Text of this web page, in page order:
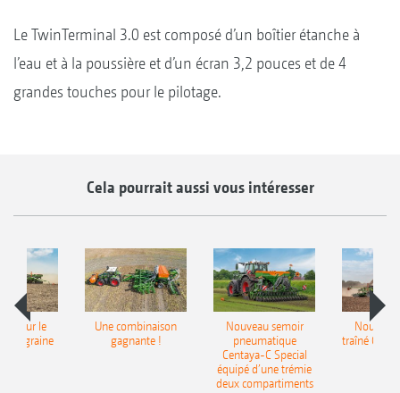
Le TwinTerminal 3.0 est composé d’un boîtier étanche à
l’eau et à la poussière et d’un écran 3,2 pouces et de 4
grandes touches pour le pilotage.
Cela pourrait aussi vous intéresser
pour le
Une combinaison
gagnante !
Nouveau semoir
pneumatique
Centaya-C Special
équipé d’une trémie
deux compartiments
traîné